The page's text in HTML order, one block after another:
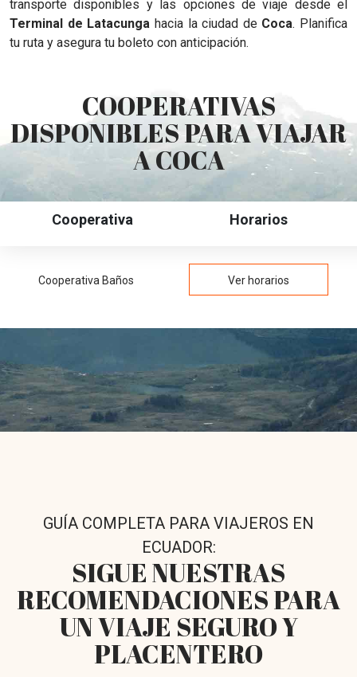
transporte disponibles y las opciones de viaje desde el
Terminal de Latacunga hacia la ciudad de Coca. Planifica
tu ruta y asegura tu boleto con anticipación.
COOPERATIVAS
DISPONIBLES PARA VIAJAR
A COCA
Cooperativa Horarios
Cooperativa Baños Ver horarios
GUÍA COMPLETA PARA VIAJEROS EN
ECUADOR:
SIGUE NUESTRAS
RECOMENDACIONES PARA
UN VIAJE SEGURO Y
PLACENTERO